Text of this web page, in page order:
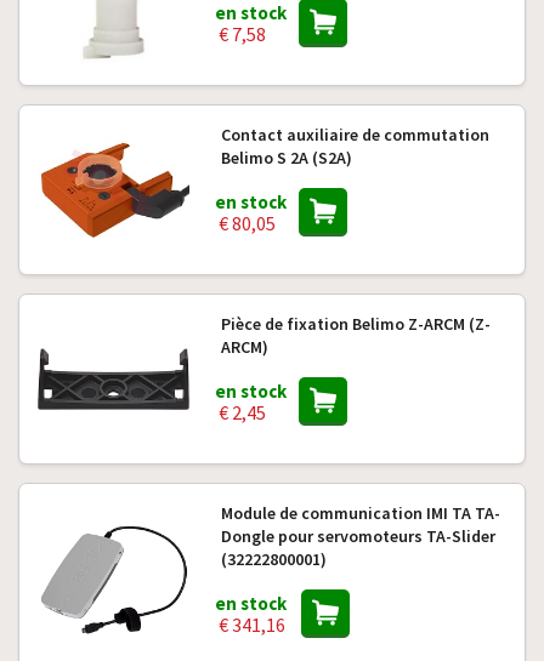
en stock
€ 7,58
Contact auxiliaire de commutation
Belimo S 2A (S2A)
en stock
€ 80,05
Pièce de fixation Belimo Z-ARCM (Z-
ARCM)
en stock
€ 2,45
Module de communication IMI TA TA-
Dongle pour servomoteurs TA-Slider
(32222800001)
en stock
€ 341,16